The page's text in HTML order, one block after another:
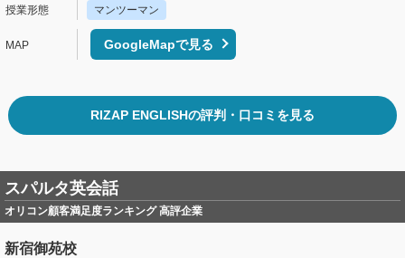
マンツーマン
GoogleMapで見る
RIZAP ENGLISHの評判・口コミを見る
スパルタ英会話
オリコン顧客満足度ランキング 高評企業
新宿御苑校